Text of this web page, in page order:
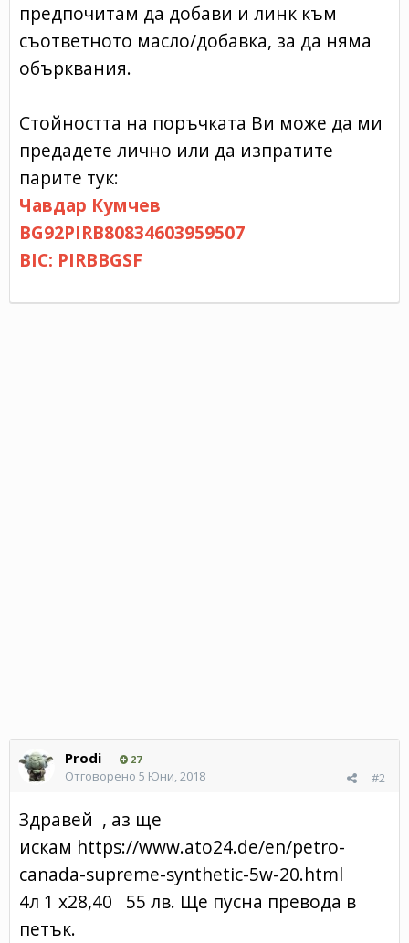
предпочитам да добави и линк към
съответното масло/добавка, за да няма
обърквания.
Стойността на поръчката Ви може да ми
предадете лично или да изпратите
парите тук:
Чавдар Кумчев
BG92PIRB80834603959507
BIC: PIRBBGSF
Prodi 27
#2
Отговорено 5 Юни, 2018
Здравей , аз ще
искам https://www.ato24.de/en/petro-
canada-supreme-synthetic-5w-20.html
4л 1 х28,40 55 лв. Ще пусна превода в
петък.